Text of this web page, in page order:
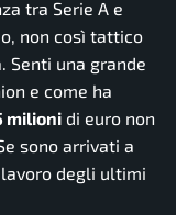
tra Serie A e
non così tattico
Senti una grande
e come ha
milioni di euro non
sono arrivati a
degli ultimi